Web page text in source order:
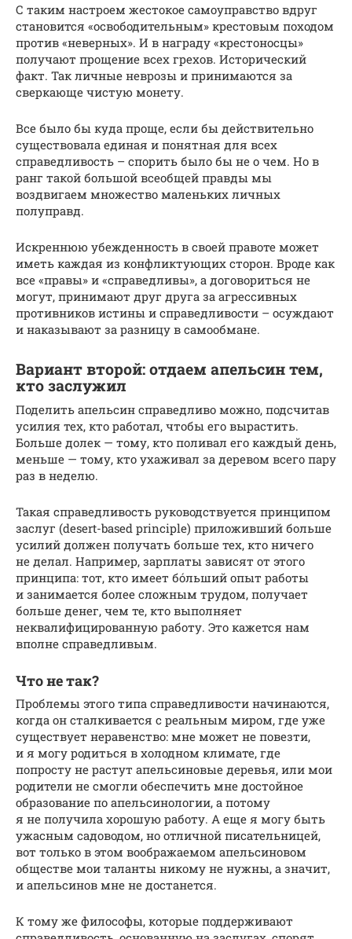
С таким настроем жестокое самоуправство вдруг
становится «освободительным» крестовым походом
против «неверных». И в награду «крестоносцы»
получают прощение всех грехов. Исторический
факт. Так личные неврозы и принимаются за
сверкающе чистую монету.
Все было бы куда проще, если бы действительно
существовала единая и понятная для всех
справедливость – спорить было бы не о чем. Но в
ранг такой большой всеобщей правды мы
воздвигаем множество маленьких личных
полуправд.
Искреннюю убежденность в своей правоте может
иметь каждая из конфликтующих сторон. Вроде как
все «правы» и «справедливы», а договориться не
могут, принимают друг друга за агрессивных
противников истины и справедливости – осуждают
и наказывают за разницу в самообмане.
Вариант второй: отдаем апельсин тем,
кто заслужил
Поделить апельсин справедливо можно, подсчитав
усилия тех, кто работал, чтобы его вырастить.
Больше долек — тому, кто поливал его каждый день,
меньше — тому, кто ухаживал за деревом всего пару
раз в неделю.
Такая справедливость руководствуется принципом
заслуг (desert-based principle) приложивший больше
усилий должен получать больше тех, кто ничего
не делал. Например, зарплаты зависят от этого
принципа: тот, кто имеет бóльший опыт работы
и занимается более сложным трудом, получает
больше денег, чем те, кто выполняет
неквалифицированную работу. Это кажется нам
вполне справедливым.
Что не так?
Проблемы этого типа справедливости начинаются,
когда он сталкивается с реальным миром, где уже
существует неравенство: мне может не повезти,
и я могу родиться в холодном климате, где
попросту не растут апельсиновые деревья, или мои
родители не смогли обеспечить мне достойное
образование по апельсинологии, а потому
я не получила хорошую работу. А еще я могу быть
ужасным садоводом, но отличной писательницей,
вот только в этом воображаемом апельсиновом
обществе мои таланты никому не нужны, а значит,
и апельсинов мне не достанется.
К тому же философы, которые поддерживают